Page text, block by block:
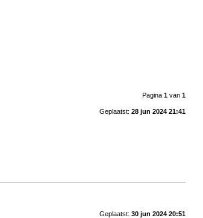
Pagina 1van 1
Geplaatst: 28 jun 2024 21:41
Geplaatst: 30 jun 2024 20:51